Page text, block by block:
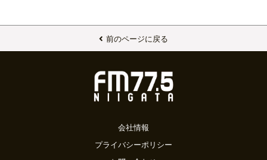
2024年06月
2024年04月
前のページに戻る
会社情報
プライバシーポリシー